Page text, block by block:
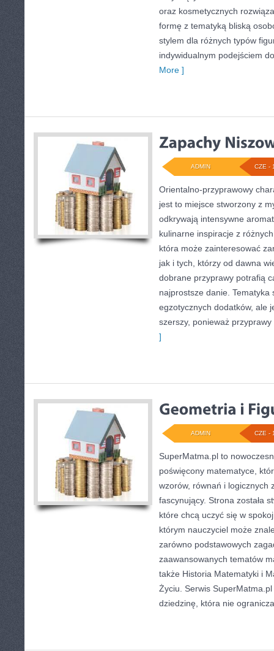
oraz kosmetycznych
formę z tematyką bliską
stylem dla różnych typów
indywidualnym podejściem
More ]
CZE -
ADMIN
Orientalno-przyprawowy
jest to miejsce stworzony z
odkrywają intensywne
kulinarne inspiracje z
która może zainteresować
jak i tych, którzy od dawna
dobrane przyprawy potrafią
najprostsze danie. Tematyka
egzotycznych dodatków, ale
szerszy, ponieważ
]
CZE -
ADMIN
SuperMatma.pl to
poświęcony matematyce,
wzorów, równań i logicznych
fascynujący. Strona została
które chcą uczyć się w
którym nauczyciel może
zarówno podstawowych
zaawansowanych tematów
także Historia Matematyki i
Życiu. Serwis
dziedzinę, która nie ogranicza